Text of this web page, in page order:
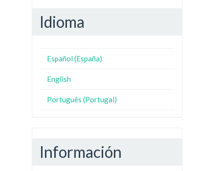
Idioma
Español (España)
English
Português (Portugal)
Información